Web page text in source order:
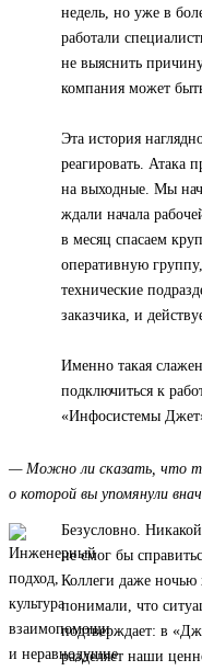
недель, но уже в
работали
не выяснить
компания может
Эта история
реагировать. Атака
на выходные. Мы
ждали начала
в месяц спасаем
оперативную
технические
заказчика, и
Именно такая
подключиться к
«Инфосистемы
— Можно ли сказать, что
о которой вы упомянули
Безусловно.
не смог бы
Коллеги даже ночью
понимали, что
подтверждает: в
разделяет наши